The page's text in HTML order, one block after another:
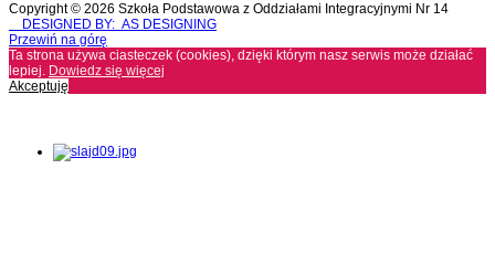
Copyright © 2026 Szkoła Podstawowa z Oddziałami Integracyjnymi Nr 14
DESIGNED BY: AS DESIGNING
Przewiń na górę
Ta strona używa ciasteczek (cookies), dzięki którym nasz serwis może działać
lepiej. Dowiedz się więcej
Akceptuję